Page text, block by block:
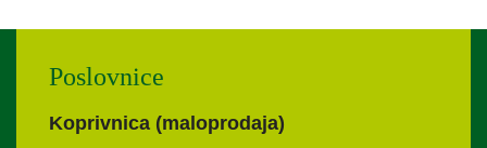
Poslovnice
Koprivnica (maloprodaja)